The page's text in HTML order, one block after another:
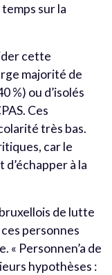
sur la
cette
majorité de
%) ou d’isolés
Ces
très bas.
car le
à la
de lutte
personnes
« Personnen’a de
hypothèses :